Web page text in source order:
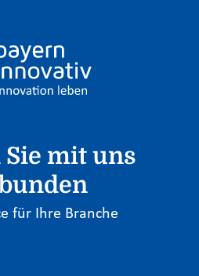
mit uns
für Ihre Branche